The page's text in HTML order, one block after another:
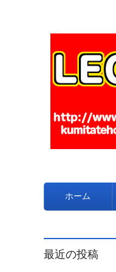
コンテンツへ
ホーム
最近の投稿